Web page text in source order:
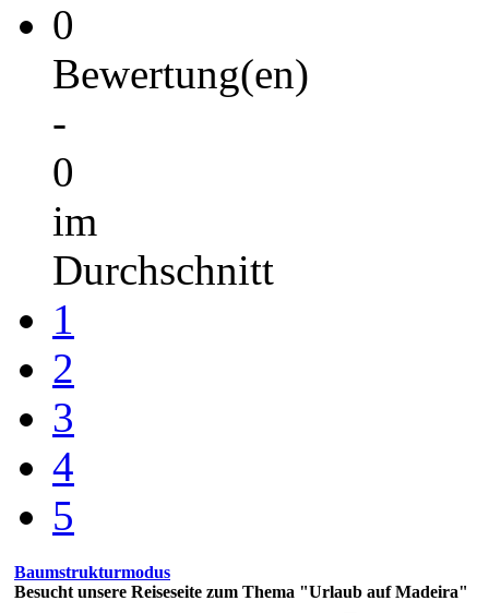
0
Bewertung(en)
-
0
im
Durchschnitt
1
2
3
4
5
Baumstrukturmodus
Besucht unsere Reiseseite zum Thema "Urlaub auf Madeira"